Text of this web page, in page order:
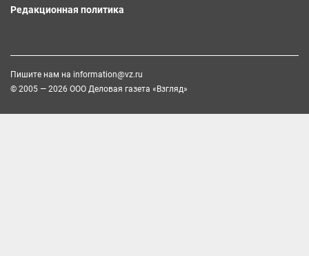
Редакционная политика
Пишите нам на information@vz.ru
© 2005 — 2026 ООО Деловая газета «Взгляд»